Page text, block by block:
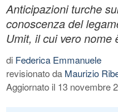
Anticipazioni turche
conoscenza del
Umit, il cui vero nome
di Federica Emmanuele
revisionato da Maurizio
Aggiornato il 13 novembre